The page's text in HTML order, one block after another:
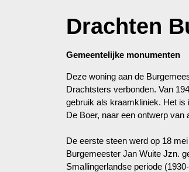
Drachten
Gemeentelijke monumenten
Deze woning aan de
Drachtsters verbonden. Van
gebruik als kraamkliniek. Het
De Boer, naar een ontwerp
De eerste steen werd op 18
Burgemeester Jan Wuite Jzn.
Smallingerlandse periode